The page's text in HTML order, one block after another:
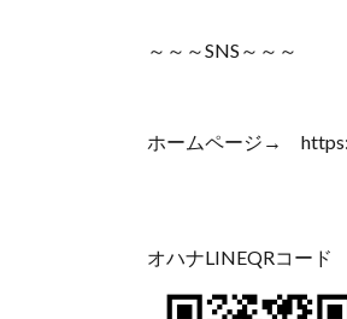
～～～SNS～～～
ホームページ→
オハナLINEQRコード